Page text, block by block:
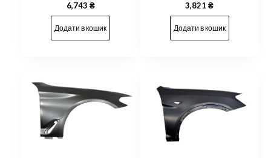
6,743 ₴
Додати в кошик
3,821₴
Додати в кошик